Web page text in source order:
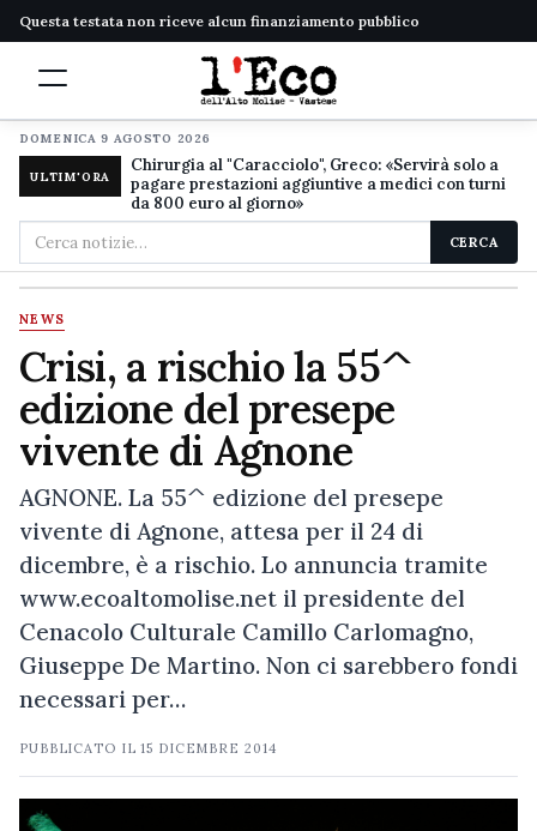
Questa testata non riceve alcun finanziamento pubblico
DOMENICA 9 AGOSTO 2026
ULTIM'ORA
Chirurgia al "Caracciolo", Greco: «Servirà solo a
pagare prestazioni aggiuntive a medici con turni
da 800 euro al giorno»
Cerca
nel
sito
CERCA
NEWS
Crisi, a rischio la 55^
edizione del presepe
vivente di Agnone
AGNONE. La 55^ edizione del presepe
vivente di Agnone, attesa per il 24 di
dicembre, è a rischio. Lo annuncia tramite
www.ecoaltomolise.net il presidente del
Cenacolo Culturale Camillo Carlomagno,
Giuseppe De Martino. Non ci sarebbero fondi
necessari per…
PUBBLICATO IL15 DICEMBRE 2014